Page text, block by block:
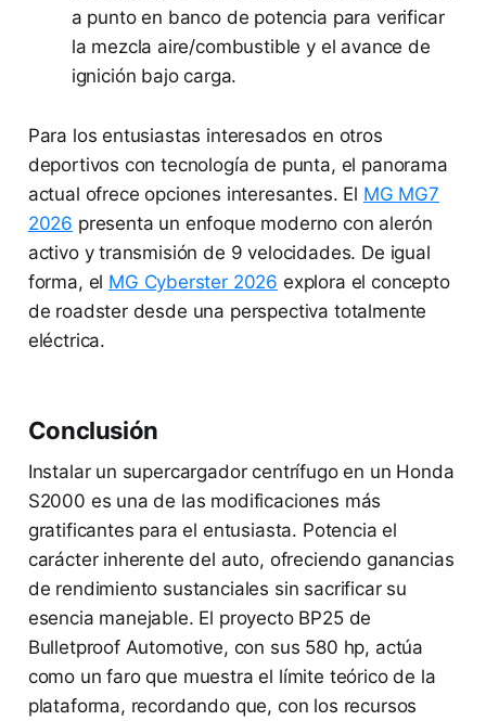
a punto en banco de potencia para verificar
la mezcla aire/combustible y el avance de
ignición bajo carga.
Para los entusiastas interesados en otros
deportivos con tecnología de punta, el panorama
actual ofrece opciones interesantes. El MG MG7
2026 presenta un enfoque moderno con alerón
activo y transmisión de 9 velocidades. De igual
forma, el MG Cyberster 2026 explora el concepto
de roadster desde una perspectiva totalmente
eléctrica.
Conclusión
Instalar un supercargador centrífugo en un Honda
S2000 es una de las modificaciones más
gratificantes para el entusiasta. Potencia el
carácter inherente del auto, ofreciendo ganancias
de rendimiento sustanciales sin sacrificar su
esencia manejable. El proyecto BP25 de
Bulletproof Automotive, con sus 580 hp, actúa
como un faro que muestra el límite teórico de la
plataforma, recordando que, con los recursos